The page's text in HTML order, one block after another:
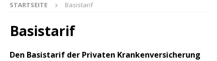
STARTSEITE Basistarif
Basistarif
Den Basistarif der Privaten Krankenversicherung